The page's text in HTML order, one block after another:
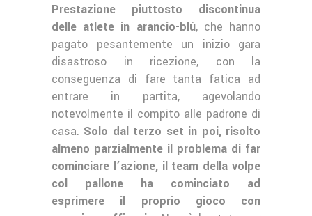
Prestazione piuttosto discontinua
delle atlete in arancio-blù, che hanno
pagato pesantemente un inizio gara
disastroso in ricezione, con la
conseguenza di fare tanta fatica ad
entrare in partita, agevolando
notevolmente il compito alle padrone di
casa. Solo dal terzo set in poi, risolto
almeno parzialmente il problema di far
cominciare l’azione, il team della volpe
col pallone ha cominciato ad
esprimere il proprio gioco con